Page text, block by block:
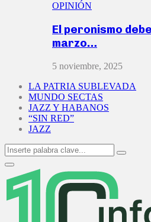
OPINIÓN
El peronismo
marzo…
5 noviembre, 2025
LA PATRIA SUBLEVADA
MUNDO SECTAS
JAZZ Y HABANOS
“SIN RED”
JAZZ
Search
for:
Search
Primary
Menu